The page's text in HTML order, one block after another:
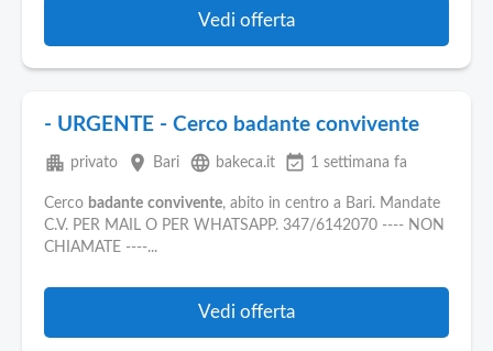
Vedi offerta
- URGENTE - Cerco badante convivente
apartment privato place Bari language bakeca.it event_available 1 settimana fa
Cerco badante convivente, abito in centro a Bari. Mandate
C.V. PER MAIL O PER WHATSAPP. 347/6142070 ---- NON
CHIAMATE ----...
Vedi offerta